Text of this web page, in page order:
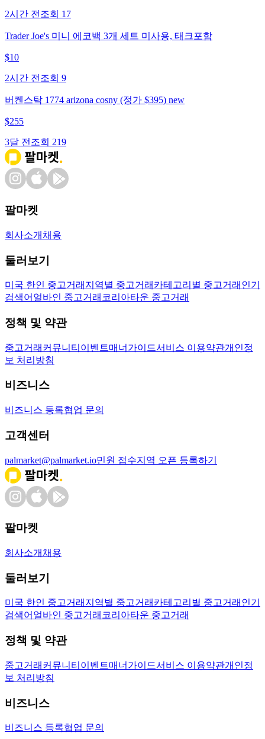
2시간 전 조회 17
Trader Joe's 미니 에코백 3개 세트 미사용, 태크포함
$10
2시간 전 조회 9
버켄스탁 1774 arizona cosny (정가 $395) new
$255
3달 전 조회 219
팔마켓
회사소개 채용
둘러보기
미국 한인 중고거래 지역별 중고거래 카테고리별 중고거래 인기
검색어 얼바인 중고거래 코리아타운 중고거래
정책 및 약관
중고거래 커뮤니티 이벤트매너가이드서비스 이용약관개인정
보 처리방침
비즈니스
비즈니스 등록협업 문의
고객센터
palmarket@palmarket.io민원 접수지역 오픈 등록하기
팔마켓
회사소개 채용
둘러보기
미국 한인 중고거래 지역별 중고거래 카테고리별 중고거래 인기
검색어 얼바인 중고거래 코리아타운 중고거래
정책 및 약관
중고거래 커뮤니티 이벤트매너가이드서비스 이용약관개인정
보 처리방침
비즈니스
비즈니스 등록협업 문의